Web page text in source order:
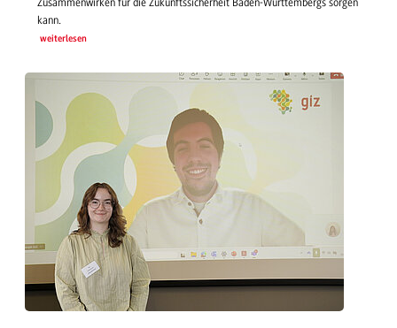
Zusammenwirken für die Zukunftssicherheit Baden-Württembergs sorgen
kann.
weiterlesen